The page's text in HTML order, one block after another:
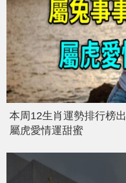
本周12生肖運勢排行榜
屬虎愛情運甜蜜